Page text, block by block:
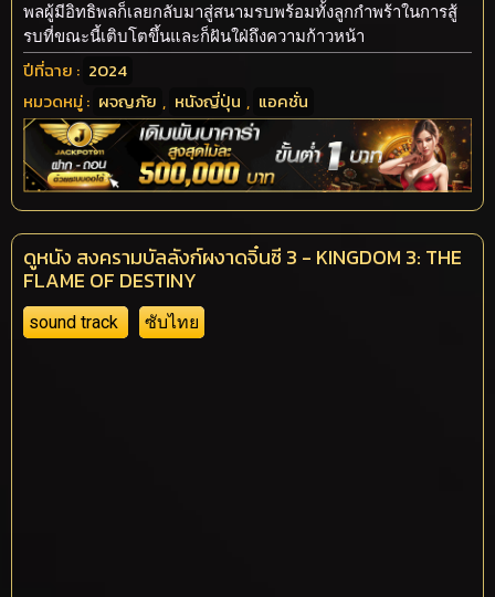
พลผู้มีอิทธิพลก็เลยกลับมาสู่สนามรบพร้อมทั้งลูกกำพร้าในการสู้
รบที่ขณะนี้เติบโตขึ้นและก็ฝันใฝ่ถึงความก้าวหน้า
ปีที่ฉาย : 2024
หมวดหมู่ : ผจญภัย , หนังญี่ปุ่น , แอคชั่น
ดูหนัง สงครามบัลลังก์ผงาดจิ๋นซี 3 - KINGDOM 3: THE
FLAME OF DESTINY
sound track ซับไทย